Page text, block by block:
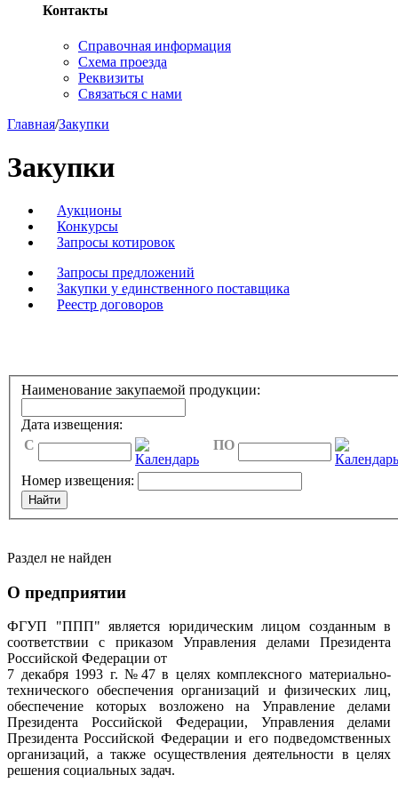
Контакты
Справочная информация
Схема проезда
Реквизиты
Связаться с нами
Главная/Закупки
Закупки
Аукционы
Конкурсы
Запросы котировок
Запросы предложений
Закупки у единственного поставщика
Реестр договоров
Наименование закупаемой продукции:
Дата извещения:
C
ПО
Номер извещения:
Раздел не найден
О предприятии
ФГУП "ППП" является юридическим лицом созданным в
соответствии с приказом Управления делами Президента
Российской Федерации от
7 декабря 1993 г. №47 в целях комплексного материально-
технического обеспечения организаций и физических лиц,
обеспечение которых возложено на Управление делами
Президента Российской Федерации, Управления делами
Президента Российской Федерации и его подведомственных
организаций, а также осуществления деятельности в целях
решения социальных задач.